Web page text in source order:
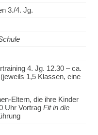
3./4. Jg.
4. Jg. 12.30 – ca.
1,5 Klassen, eine
Eltern, die ihre Kinder
Uhr Vortrag Fit in die